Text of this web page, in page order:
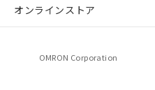
オンラインストア
OMRON Corporation